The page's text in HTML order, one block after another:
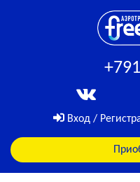
Вход /